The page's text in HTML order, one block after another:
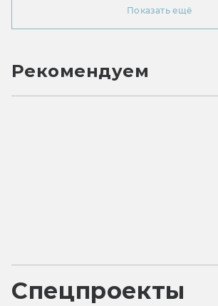
Показать ещё
Рекомендуем
Спецпроекты